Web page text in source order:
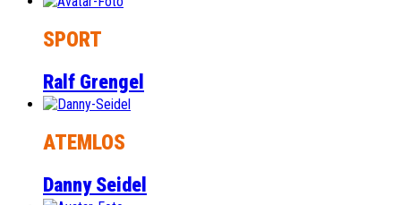
SPORT
Ralf Grengel
ATEMLOS
Danny Seidel